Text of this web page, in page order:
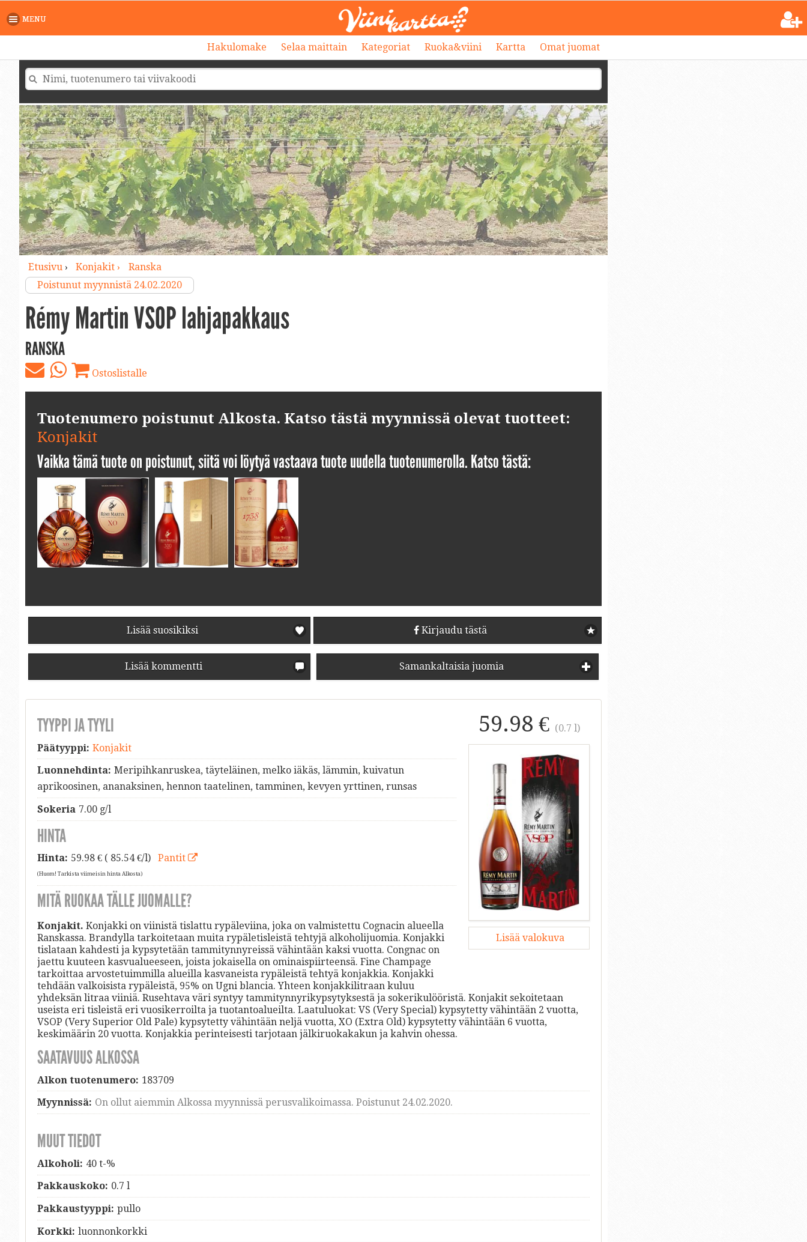
MENU
Hakulomake Selaa maittain Kategoriat Ruoka&viini Kartta Omat juomat
Etusivu› Konjakit ›
Ranska
Poistunut myynnistä 24.02.2020
Rémy Martin VSOP lahjapakkaus
RANSKA
Ostoslistalle
Tuotenumero poistunut Alkosta. Katso tästä myynnissä olevat tuotteet:
Konjakit
Vaikka tämä tuote on poistunut, siitä voi löytyä vastaava tuote uudella tuotenumerolla. Katso tästä:
Lisää suosikiksi Kirjaudu tästä
Lisää kommentti Samankaltaisia juomia
59.98 € (0.7 l)
Lisää valokuva
TYYPPI JA TYYLI
Päätyyppi: Konjakit
Luonnehdinta: Meripihkanruskea, täyteläinen, melko iäkäs, lämmin, kuivatun
aprikoosinen, ananaksinen, hennon taatelinen, tamminen, kevyen yrttinen, runsas
Sokeria 7.00 g/l
HINTA
Hinta: 59.98€ ( 85.54 €/l) Pantit
(Huom! Tarkista viimeisin hinta Alkosta)
MITÄ RUOKAA TÄLLE JUOMALLE?
Konjakit. Konjakki on viinistä tislattu rypäleviina, joka on valmistettu Cognacin alueella
Ranskassa. Brandylla tarkoitetaan muita rypäletisleistä tehtyjä alkoholijuomia. Konjakki
tislataan kahdesti ja kypsytetään tammitynnyreissä vähintään kaksi vuotta. Congnac on
jaettu kuuteen kasvualueeseen, joista jokaisella on ominaispiirteensä. Fine Champage
tarkoittaa arvostetuimmilla alueilla kasvaneista rypäleistä tehtyä konjakkia. Konjakki
tehdään valkoisista rypäleistä, 95% on Ugni blancia. Yhteen konjakkilitraan kuluu
yhdeksän litraa viiniä. Rusehtava väri syntyy tammitynnyrikypsytyksestä ja sokerikulööristä. Konjakit sekoitetaan
useista eri tisleistä eri vuosikerroilta ja tuotantoalueilta. Laatuluokat: VS (Very Special) kypsytetty vähintään 2 vuotta,
VSOP (Very Superior Old Pale) kypsytetty vähintään neljä vuotta, XO (Extra Old) kypsytetty vähintään 6 vuotta,
keskimäärin 20 vuotta. Konjakkia perinteisesti tarjotaan jälkiruokakakun ja kahvin ohessa.
SAATAVUUS ALKOSSA
Alkon tuotenumero: 183709
Myynnissä: On ollut aiemmin Alkossa myynnissä perusvalikoimassa. Poistunut 24.02.2020.
MUUT TIEDOT
Alkoholi: 40 t-%
Pakkauskoko: 0.7 l
Pakkaustyyppi: pullo
Korkki: luonnonkorkki